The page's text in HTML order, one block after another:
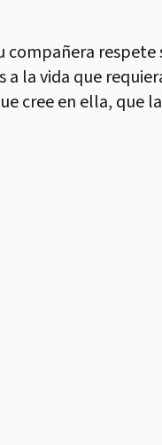
compañera
a la vida que
en ella, que